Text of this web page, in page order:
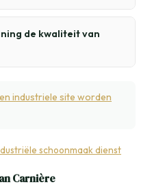
de kwaliteit van
industriele site worden
schoonmaak dienst
Carnière